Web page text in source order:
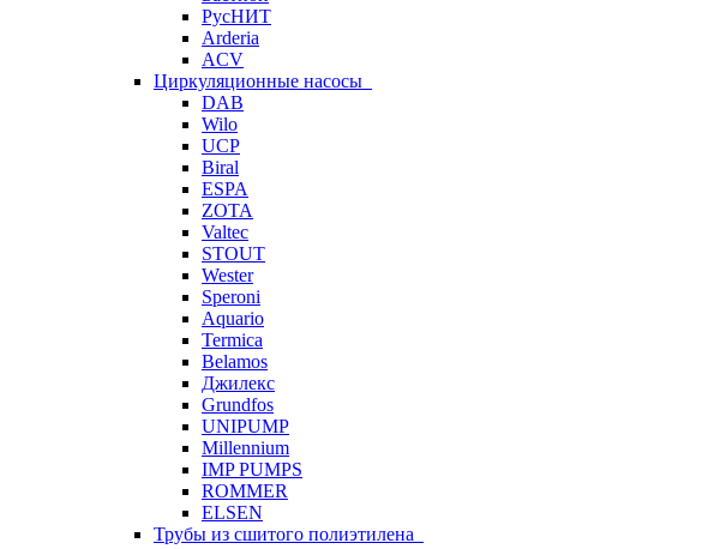
РусНИТ
Arderia
ACV
Циркуляционные насосы
DAB
Wilo
UCP
Biral
ESPA
ZOTA
Valtec
STOUT
Wester
Speroni
Aquario
Termica
Belamos
Джилекс
Grundfos
UNIPUMP
Millennium
IMP PUMPS
ROMMER
ELSEN
Трубы из сшитого полиэтилена